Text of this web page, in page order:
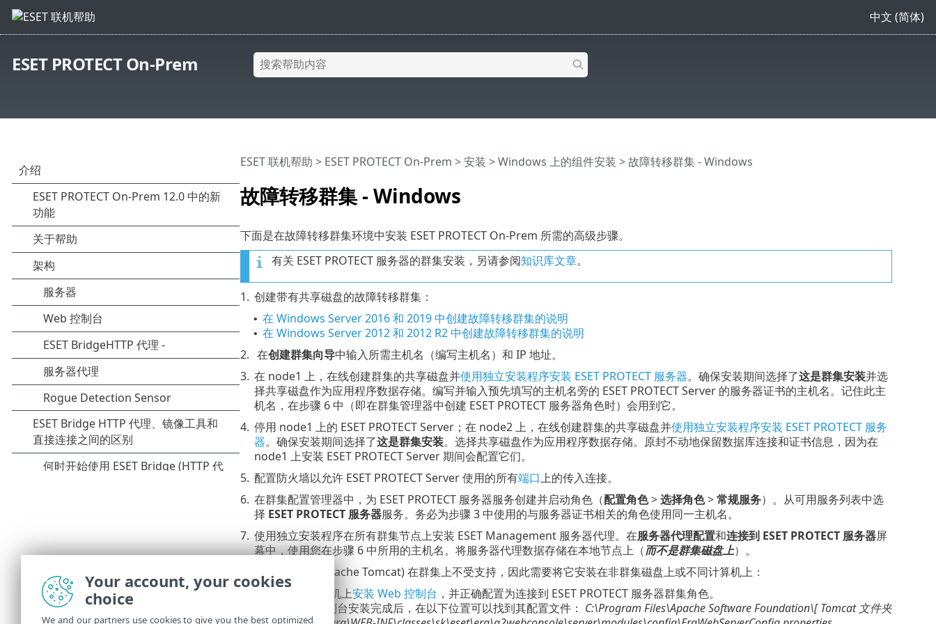
中文 (简体)
ESET PROTECT On-Prem
故障转移群集 - Windows
ESET 联机帮助 > ESET PROTECT On-Prem >安装 >Windows 上的组件安装 > 故障转移群集 - Windows
下面是在故障转移群集环境中安装 ESET PROTECT On-Prem 所需的高级步骤。
有关 ESET PROTECT 服务器的群集安装，另请参阅知识库文章。
1. 创建带有共享磁盘的故障转移群集：
• 在 Windows Server 2016 和 2019 中创建故障转移群集的说明
• 在 Windows Server 2012 和 2012 R2 中创建故障转移群集的说明
2. 在创建群集向导中输入所需主机名（编写主机名）和 IP 地址。
3. 在 node1 上，在线创建群集的共享磁盘并使用独立安装程序安装 ESET PROTECT 服务器。确保安装期间选择了这是群集安装并选
择共享磁盘作为应用程序数据存储。编写并输入预先填写的主机名旁的 ESET PROTECT Server 的服务器证书的主机名。记住此主
机名，在步骤 6 中（即在群集管理器中创建 ESET PROTECT 服务器角色时）会用到它。
4. 停用 node1 上的 ESET PROTECT Server；在 node2 上，在线创建群集的共享磁盘并使用独立安装程序安装 ESET PROTECT 服务
器。确保安装期间选择了这是群集安装。选择共享磁盘作为应用程序数据存储。原封不动地保留数据库连接和证书信息，因为在
node1 上安装 ESET PROTECT Server 期间会配置它们。
5. 配置防火墙以允许 ESET PROTECT Server 使用的所有端口上的传入连接。
6. 在群集配置管理器中，为 ESET PROTECT 服务器服务创建并启动角色（配置角色>选择角色>常规服务）。从可用服务列表中选
择 ESET PROTECT 服务器服务。务必为步骤 3 中使用的与服务器证书相关的角色使用同一主机名。
7. 使用独立安装程序在所有群集节点上安装 ESET Management 服务器代理。在服务器代理配置和连接到 ESET PROTECT 服务器屏
幕中，使用您在步骤 6 中所用的主机名。将服务器代理数据存储在本地节点上（而不是群集磁盘上）。
Web 服务器 (Apache Tomcat) 在群集上不受支持，因此需要将它安装在非群集磁盘上或不同计算机上：
在单独计算机上安装 Web 控制台 ，并正确配置为连接到 ESET PROTECT 服务器群集角色。
在 Web 控制台安装完成后，在以下位置可以找到其配置文件： C:\Program Files\Apache Software Foundation\[ Tomcat文件夹
Your account, your cookies
choice
We and our partners use cookies to give you the best optimized